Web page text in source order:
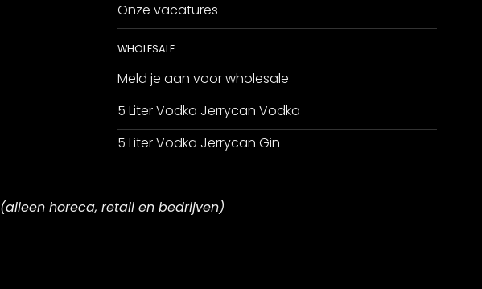
Onze vacatures
WHOLESALE
Meld je aan voor wholesale
5 Liter Vodka Jerrycan Vodka
5 Liter Vodka Jerrycan Gin
(alleen horeca, retail en bedrijven)